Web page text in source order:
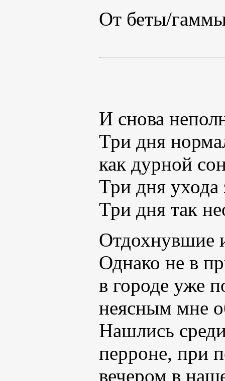
От беты/
И снова
Три дня
как дурной
Три дня
Три дня так
Отдохнувшие
Однако не в
в городе уже
неясным мне
Нашлись
перроне, при
вечером в